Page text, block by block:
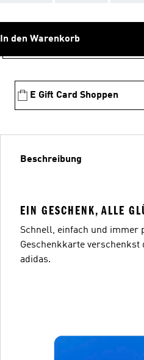
In den Warenkorb
E Gift Card Shoppen
Beschreibung
EIN GESCHENK, ALLE
Schnell, einfach und immer
Geschenkkarte verschenkst
adidas.